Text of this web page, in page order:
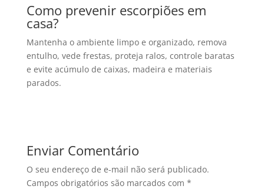
Como prevenir escorpiões em
casa?
Mantenha o ambiente limpo e organizado, remova
entulho, vede frestas, proteja ralos, controle baratas
e evite acúmulo de caixas, madeira e materiais
parados.
Enviar Comentário
O seu endereço de e-mail não será publicado.
Campos obrigatórios são marcados com *